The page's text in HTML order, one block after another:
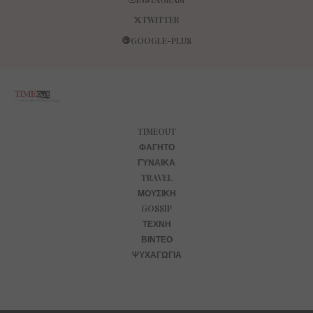
TWITTER
GOOGLE-PLUS
TIMEOUT
ΦΑΓΗΤΌ
ΓΥΝΑΊΚΑ
TRAVEL
ΜΟΥΣΙΚΉ
GOSSIP
ΤΈΧΝΗ
ΒΊΝΤΕΟ
ΨΥΧΑΓΩΓΊΑ